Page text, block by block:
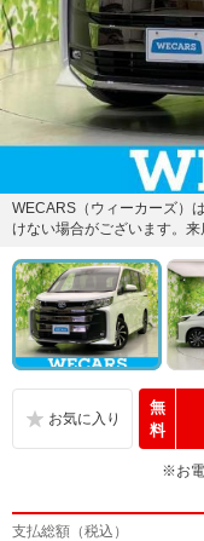
WECARS（ウィーカーズ）
けない場合がございます。
無
料
※お電
支払総額（税込）